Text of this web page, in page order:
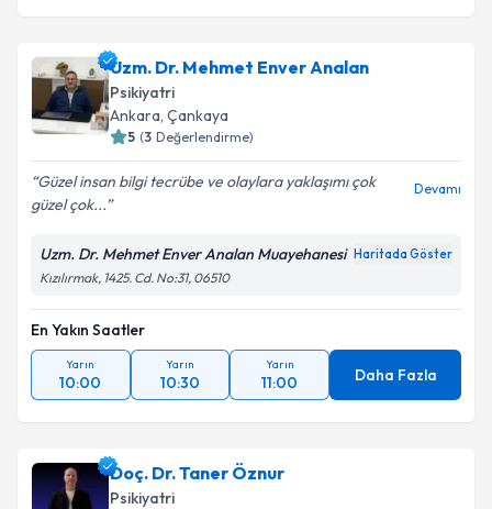
Uzm. Dr. Mehmet Enver Analan
Psikiyatri
Ankara, Çankaya
5 (3 Değerlendirme)
Güzel insan bilgi tecrübe ve olaylara yaklaşımı çok
güzel çok...
Devamı
Uzm. Dr. Mehmet Enver Analan Muayehanesi Haritada Göster
Kızılırmak, 1425. Cd. No:31, 06510
En Yakın Saatler
Yarın
10:00
Yarın
10:30
Yarın
11:00 Daha Fazla
Doç. Dr. Taner Öznur
Psikiyatri